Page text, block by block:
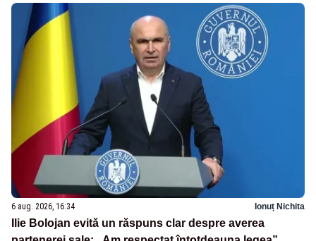
6 aug. 2026, 16:34 Ionuț Nichita
Ilie Bolojan evită un răspuns clar despre averea